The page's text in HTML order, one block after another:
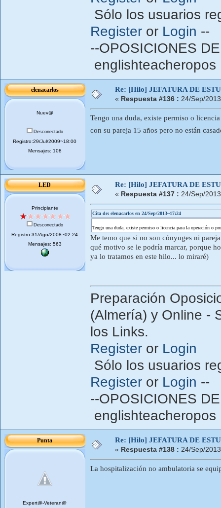
Sólo los usuarios
Register or Login --
--OPOSICIONES
englishteacheropos
elenacarlos
Nuev@
Desconectado
Registro:29/Jul/2009~18:00
Mensajes: 108
Re: [Hilo] JEFATURA DE
« Respuesta #136 : 24/Sep/
Tengo una duda, existe permiso o
con su pareja 15 años pero no están
LED
Principiante
Desconectado
Registro:31/Ago/2008~02:24
Mensajes: 563
Re: [Hilo] JEFATURA DE
« Respuesta #137 : 24/Sep/
Cita de: elenacarlos en 24/Sep/2013~17:24
Tengo una duda, existe permiso o licencia para la operación o
Me temo que si no son cónyuges ni
qué motivo se le podría marcar, porque
ya lo tratamos en este hilo... lo miraré)
Preparación
(Almería) y Online -
los Links.
Register or Login
Sólo los usuarios
Register or Login --
--OPOSICIONES
englishteacheropos
Punta
Expert@-Veteran@
Re: [Hilo] JEFATURA DE
« Respuesta #138 : 24/Sep/
La hospitalización no ambulatoria se